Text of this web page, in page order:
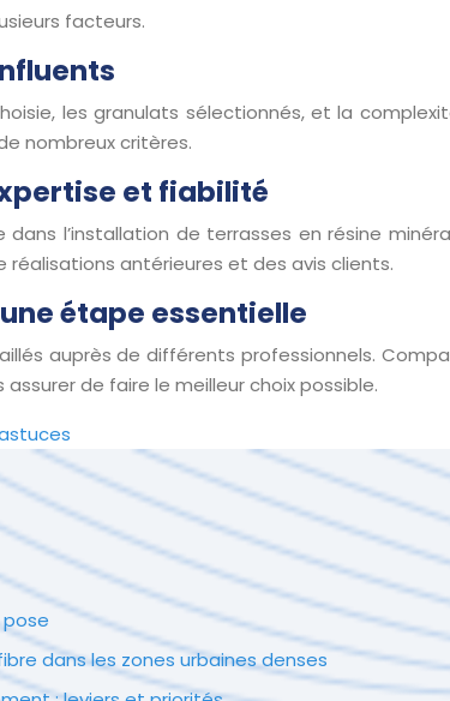
facteurs.
les granulats sélectionnés, et la
nombreux critères.
et fiabilité
l’installation de terrasses en résine
réalisations antérieures et des avis clients.
étape essentielle
auprès de différents professionnels.
de faire le meilleur choix possible.
dans les zones urbaines denses